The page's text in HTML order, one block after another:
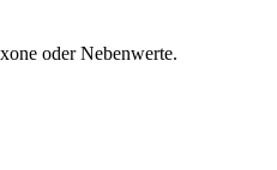
oder Nebenwerte.